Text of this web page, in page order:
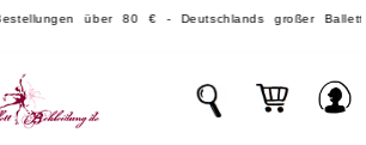
über 80 € - Deutschlands großer